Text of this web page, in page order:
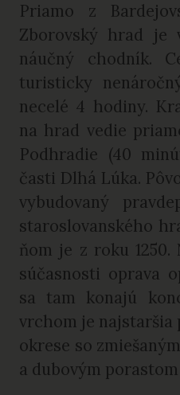
Priamo z
Zborovský hrad je
náučný chodník.
turisticky
necelé 4 hodiny.
na hrad vedie
Podhradie (40
časti Dlhá Lúka.
vybudovaný
staroslovanského
ňom je z roku
súčasnosti oprava
sa tam konajú
vrchom je najstaršia
okrese so
a dubovým